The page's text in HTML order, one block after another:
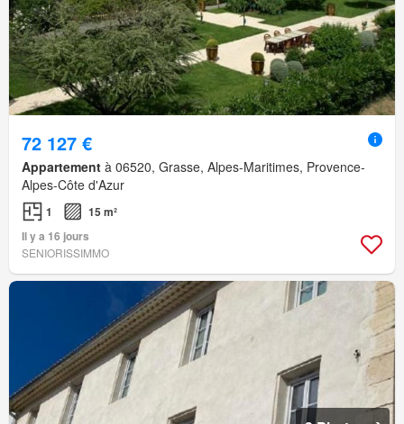
72 127 €
Appartement à 06520, Grasse, Alpes-Maritimes, Provence-
Alpes-Côte d'Azur
1
15 m²
Il y a 16 jours
SENIORISSIMMO